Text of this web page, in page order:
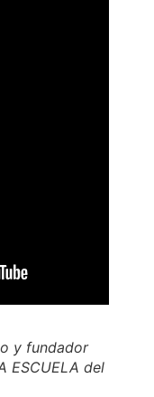
y fundador
ESCUELA del